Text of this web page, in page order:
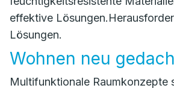
effektive
Lösungen.
Wohnen neu
Multifunktionale Raumkonzepte